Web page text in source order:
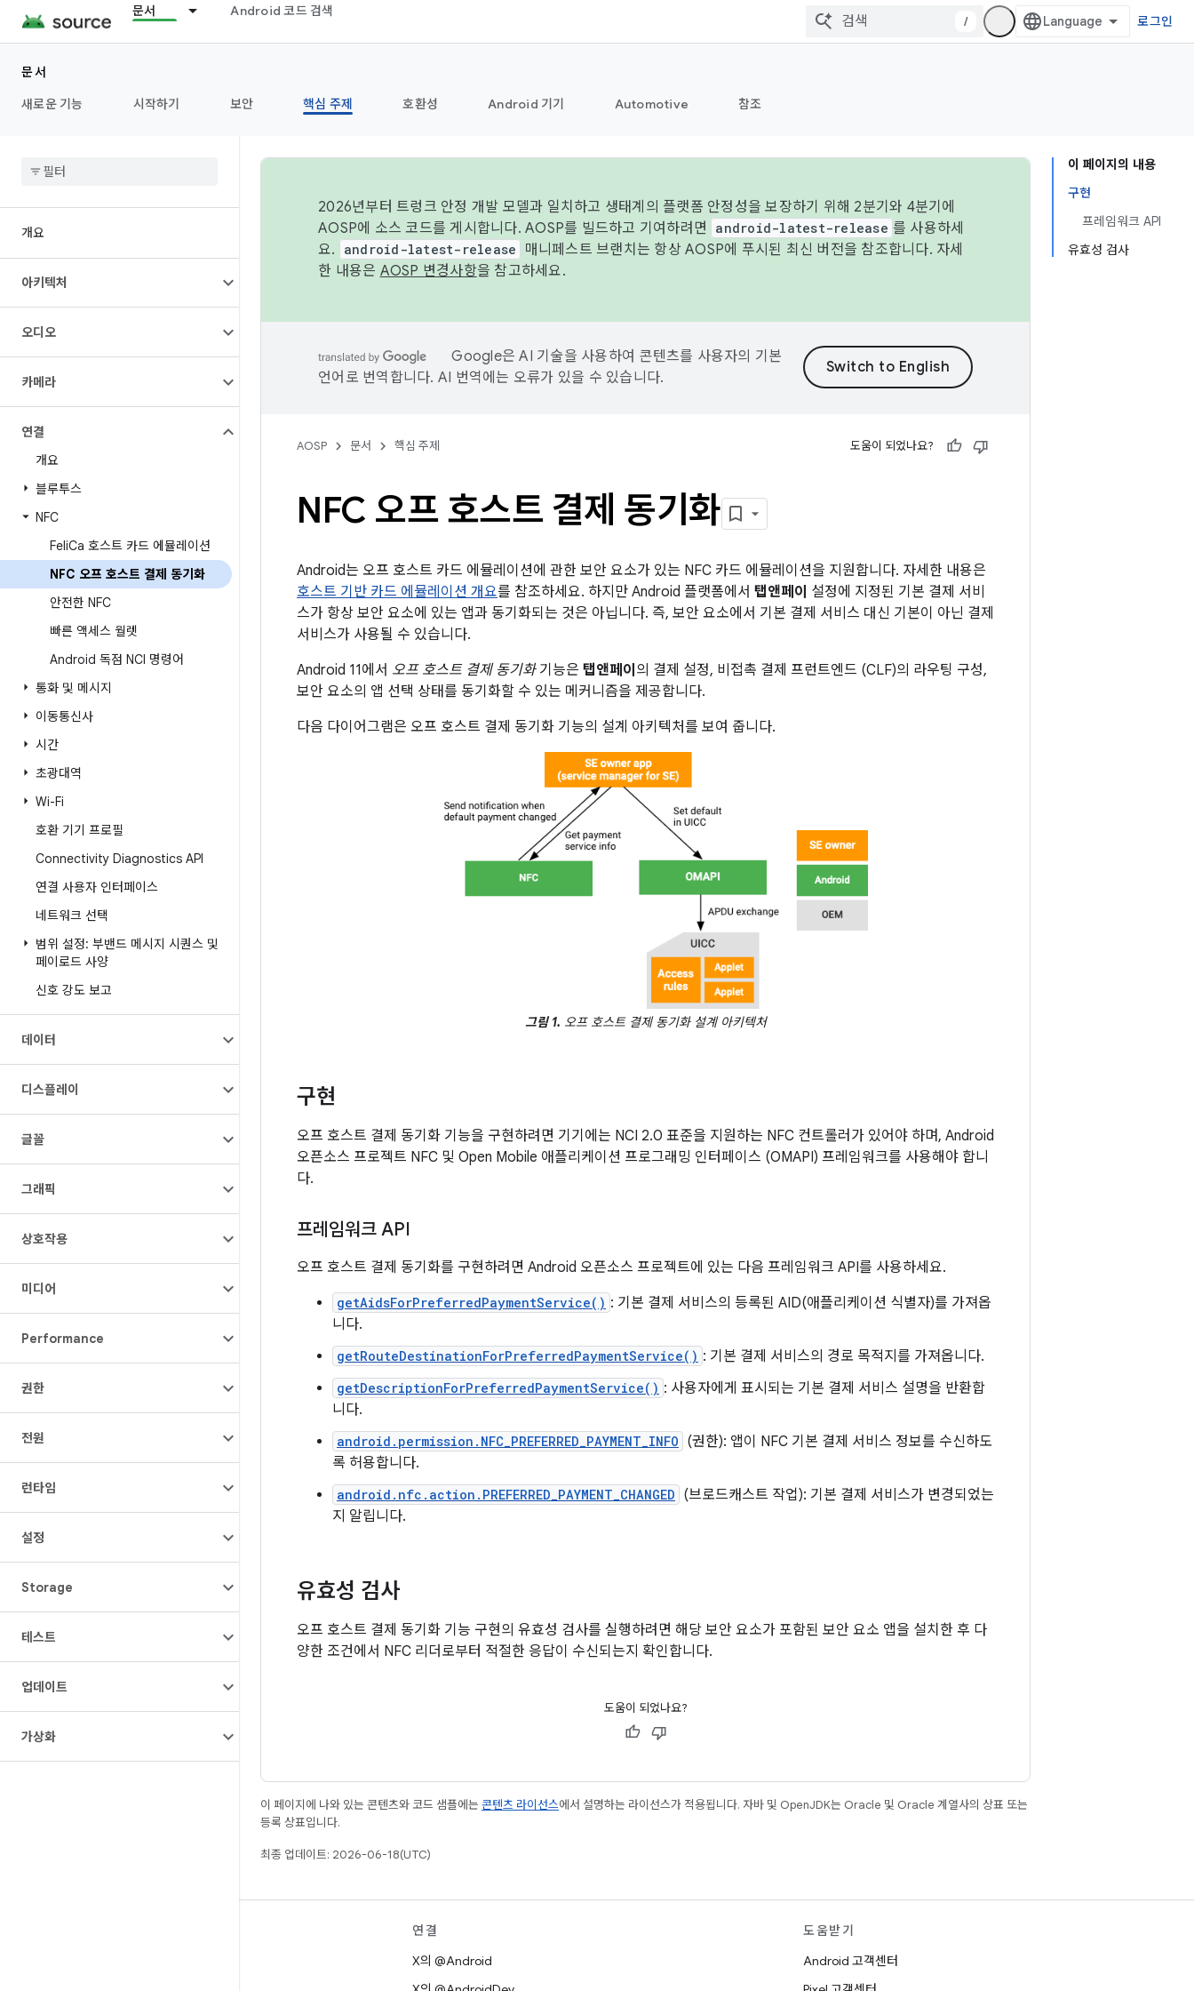
문서 Android 코드 검색
/ 로그인
문서
새로운 기능
시작하기 보안 핵심 주제 호환성 Android 기기 Automotive 참조
개요
아키텍처
오디오
카메라
연결
개요
블루투스
NFC
FeliCa 호스트 카드 에뮬레이션
NFC 오프 호스트 결제 동기화
안전한 NFC
빠른 액세스 월렛
Android 독점 NCI 명령어
통화 및 메시지
이동통신사
시간
초광대역
Wi-Fi
호환 기기 프로필
Connectivity Diagnostics API
연결 사용자 인터페이스
네트워크 선택
범위 설정: 부밴드 메시지 시퀀스 및
페이로드 사양
신호 강도 보고
데이터
디스플레이
글꼴
그래픽
상호작용
미디어
Performance
권한
전원
런타임
설정
Storage
테스트
업데이트
가상화
이 페이지의 내용
구현
프레임워크 API
유효성 검사
2026년부터 트렁크 안정 개발 모델과 일치하고 생태계의 플랫폼 안정성을 보장하기 위해 2분기와 4분기에
AOSP에 소스 코드를 게시합니다. AOSP를 빌드하고 기여하려면
android-latest-release 를 사용하세
요.
android-latest-release
매니페스트 브랜치는 항상 AOSP에 푸시된 최신 버전을 참조합니다. 자세
한 내용은 AOSP 변경사항을 참고하세요.
Google은 AI 기술을 사용하여 콘텐츠를 사용자의 기본
언어로 번역합니다. AI 번역에는 오류가 있을 수 있습니다.
AOSP 문서 핵심 주제 도움이 되었나요?
NFC 오프 호스트 결제 동기화
Android는 오프 호스트 카드 에뮬레이션에 관한 보안 요소가 있는 NFC 카드 에뮬레이션을 지원합니다. 자세한 내용은
호스트 기반 카드 에뮬레이션 개요를 참조하세요. 하지만 Android 플랫폼에서 탭앤페이 설정에 지정된 기본 결제 서비
스가 항상 보안 요소에 있는 앱과 동기화되는 것은 아닙니다. 즉, 보안 요소에서 기본 결제 서비스 대신 기본이 아닌 결제
서비스가 사용될 수 있습니다.
Android 11에서 오프 호스트 결제 동기화기능은 탭앤페이 의 결제 설정, 비접촉 결제 프런트엔드 (CLF)의 라우팅 구성,
보안 요소의 앱 선택 상태를 동기화할 수 있는 메커니즘을 제공합니다.
다음 다이어그램은 오프 호스트 결제 동기화 기능의 설계 아키텍처를 보여 줍니다.
그림 1. 오프 호스트 결제 동기화 설계 아키텍처
구현
오프 호스트 결제 동기화 기능을 구현하려면 기기에는 NCI 2.0 표준을 지원하는 NFC 컨트롤러가 있어야 하며, Android
오픈소스 프로젝트 NFC 및 Open Mobile 애플리케이션 프로그래밍 인터페이스 (OMAPI) 프레임워크를 사용해야 합니
다.
프레임워크 API
오프 호스트 결제 동기화를 구현하려면 Android 오픈소스 프로젝트에 있는 다음 프레임워크 API를 사용하세요.
getAidsForPreferredPaymentService() : 기본 결제 서비스의 등록된 AID(애플리케이션 식별자)를 가져옵
니다.
getRouteDestinationForPreferredPaymentService() : 기본 결제 서비스의 경로 목적지를 가져옵니다.
getDescriptionForPreferredPaymentService() : 사용자에게 표시되는 기본 결제 서비스 설명을 반환합
니다.
android.permission.NFC_PREFERRED_PAYMENT_INFO (권한): 앱이 NFC 기본 결제 서비스 정보를 수신하도
록 허용합니다.
android.nfc.action.PREFERRED_PAYMENT_CHANGED (브로드캐스트 작업): 기본 결제 서비스가 변경되었는
지 알립니다.
유효성 검사
오프 호스트 결제 동기화 기능 구현의 유효성 검사를 실행하려면 해당 보안 요소가 포함된 보안 요소 앱을 설치한 후 다
양한 조건에서 NFC 리더로부터 적절한 응답이 수신되는지 확인합니다.
도움이 되었나요?
이 페이지에 나와 있는 콘텐츠와 코드 샘플에는 콘텐츠 라이선스에서 설명하는 라이선스가 적용됩니다. 자바 및 OpenJDK는 Oracle 및 Oracle 계열사의 상표 또는
등록 상표입니다.
최종 업데이트: 2026-06-18(UTC)
연결
X의 @Android
도움받기
Android 고객센터